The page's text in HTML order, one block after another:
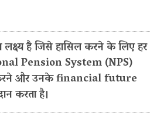
है जिसे हासिल करने के लिए हर
Pension System (NPS)
करने और उनके financial future
करता है।